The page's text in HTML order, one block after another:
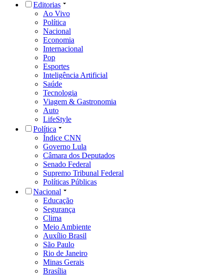
Editorias
Ao Vivo
Política
Nacional
Economia
Internacional
Pop
Esportes
Inteligência Artificial
Saúde
Tecnologia
Viagem & Gastronomia
Auto
LifeStyle
Política
Índice CNN
Governo Lula
Câmara dos Deputados
Senado Federal
Supremo Tribunal Federal
Políticas Públicas
Nacional
Educação
Segurança
Clima
Meio Ambiente
Auxílio Brasil
São Paulo
Rio de Janeiro
Minas Gerais
Brasília